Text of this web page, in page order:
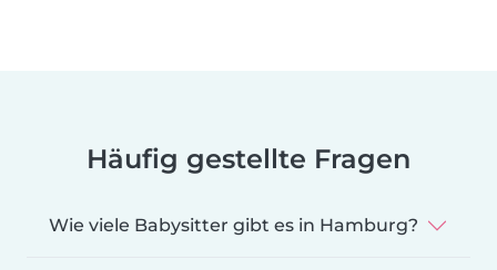
Häufig gestellte Fragen
Wie viele Babysitter gibt es in Hamburg?